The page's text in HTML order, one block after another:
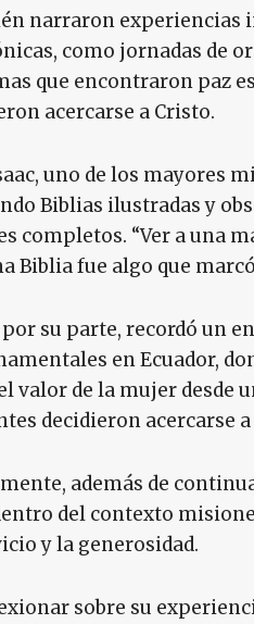
narraron experiencias
como jornadas de
que encontraron paz
acercarse a Cristo.
uno de los mayores
Biblias ilustradas y
completos. “Ver a una
Biblia fue algo que
por su parte, recordó un
en Ecuador,
valor de la mujer desde
decidieron acercarse
además de
del contexto
y la generosidad.
sobre su